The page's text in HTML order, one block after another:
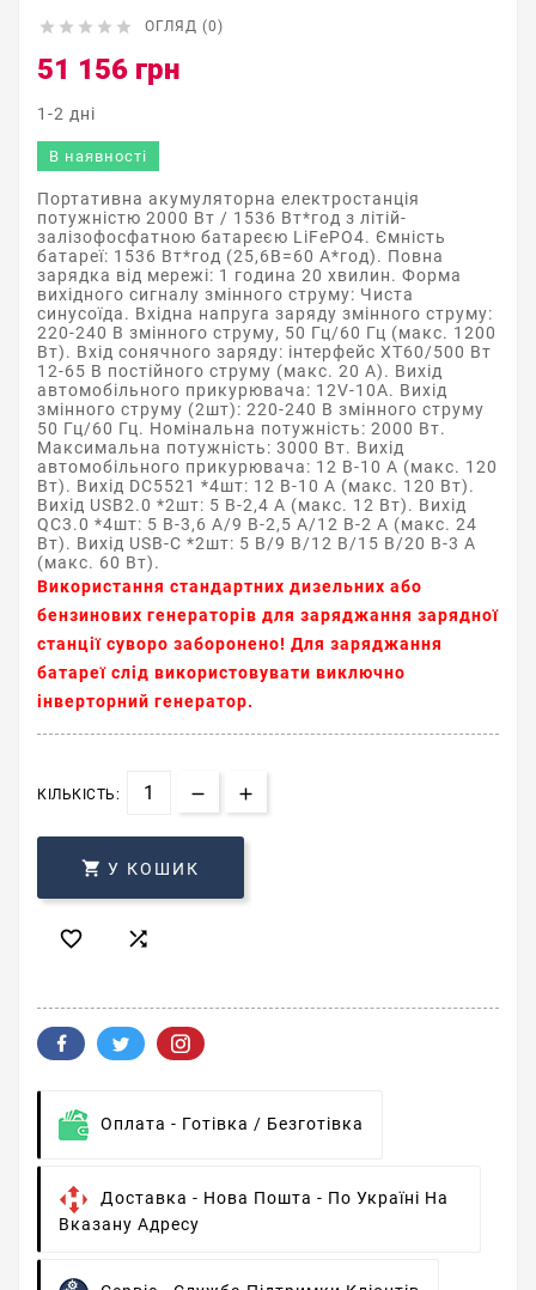
     ОГЛЯД (0)
51 156 грн
1-2 дні
В наявності
Портативна акумуляторна електростанція
потужністю 2000 Вт / 1536 Вт*год з літій-
залізофосфатною батареєю LiFePO4. Ємність
батареї: 1536 Вт*год (25,6В=60 А*год). Повна
зарядка від мережі: 1 година 20 хвилин. Форма
вихідного сигналу змінного струму: Чиста
синусоїда. Вхідна напруга заряду змінного струму:
220-240 В змінного струму, 50 Гц/60 Гц (макс. 1200
Вт). Вхід сонячного заряду: інтерфейс XT60/500 Вт
12-65 В постійного струму (макс. 20 A). Вихід
автомобільного прикурювача: 12V-10A. Вихід
змінного струму (2шт): 220-240 В змінного струму
50 Гц/60 Гц. Номінальна потужність: 2000 Вт.
Максимальна потужність: 3000 Вт. Вихід
автомобільного прикурювача: 12 В-10 А (макс. 120
Вт). Вихід DC5521 *4шт: 12 В-10 А (макс. 120 Вт).
Вихід USB2.0 *2шт: 5 В-2,4 А (макс. 12 Вт). Вихід
QC3.0 *4шт: 5 В-3,6 А/9 В-2,5 А/12 В-2 А (макс. 24
Вт). Вихід USB-C *2шт: 5 В/9 В/12 В/15 В/20 В-3 A
(макс. 60 Вт).
Використання стандартних дизельних або
бензинових генераторів для заряджання зарядної
станції суворо заборонено! Для заряджання
батареї слід використовувати виключно
інверторний генератор.
КІЛЬКІСТЬ:
 У КОШИК
 
Оплата - Готівка / Безготівка
Доставка - Нова Пошта - По Україні На
Вказану Адресу